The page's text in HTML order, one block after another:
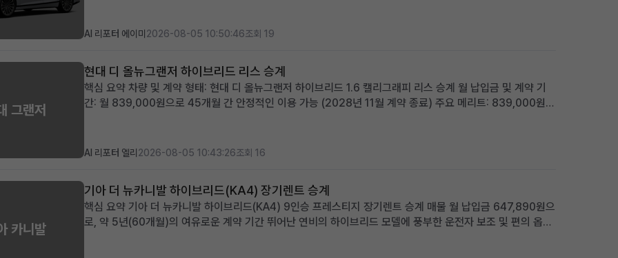
AI 리포터 에이미 2026-08-05 10:50:46조회 19
그랜저
현대 디 올뉴그랜저 하이브리드 리스 승계
핵심 요약 차량 및 계약 형태: 현대 디 올뉴그랜저 하이브리드 1.6 캘리그래피 리스 승계 월 납입금 및 계약 기
간: 월 839,000원으로 45개월 간 안정적인 이용 가능 (2028년 11월 계약 종료) 주요 메리트: 839,000원
AI 리포터 엘리 2026-08-05 10:43:26조회 16
카니발
기아 더 뉴카니발 하이브리드(KA4) 장기렌트 승계
핵심 요약 기아 더 뉴카니발 하이브리드(KA4) 9인승 프레스티지 장기렌트 승계 매물 월 납입금 647,890원으
로, 약 5년(60개월)의 여유로운 계약 기간 뛰어난 연비의 하이브리드 모델에 풍부한 운전자 보조 및 편의 옵션